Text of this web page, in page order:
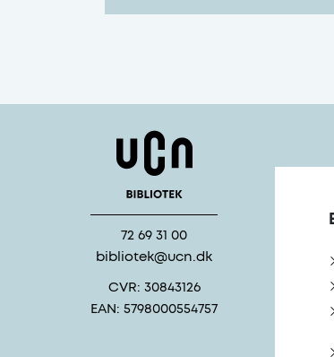
72 69 31 00
bibliotek@ucn.dk
CVR: 30843126
EAN: 5798000554757